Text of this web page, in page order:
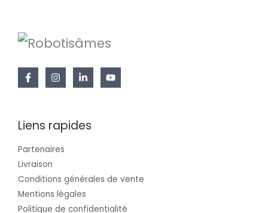
Liens rapides
Partenaires
Livraison
Conditions générales de vente
Mentions légales
Politique de confidentialité